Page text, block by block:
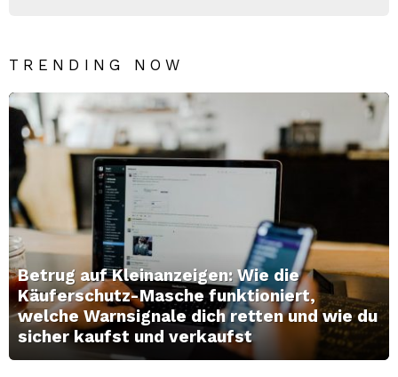
TRENDING NOW
Betrug auf Kleinanzeigen: Wie die
Käuferschutz-Masche funktioniert,
welche Warnsignale dich retten und wie du
sicher kaufst und verkaufst